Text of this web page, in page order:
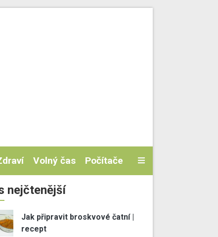
Volný čas Počítače
nejčtenější
Jak připravit broskvové čatní |
recept